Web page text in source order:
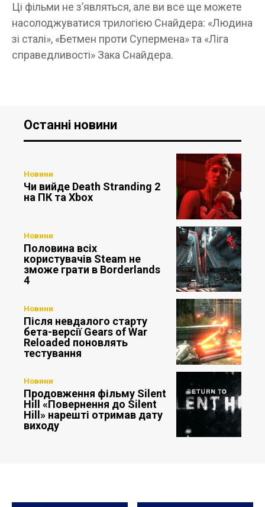
Ці фільми не з’являться, але ви все ще можете
насолоджуватися трилогією Снайдера: «Людина
зі сталі», «Бетмен проти Супермена» та «Ліга
справедливості» Зака ​​Снайдера.
Останні новини
Новини
Чи вийде Death Stranding 2
на ПК та Xbox
Новини
Половина всіх
користувачів Steam не
зможе грати в Borderlands
4
Новини
Після невдалого старту
бета-версії Gears of War
Reloaded поновлять
тестування
Новини
Продовження фільму Silent
Hill «Повернення до Silent
Hill» нарешті отримав дату
виходу